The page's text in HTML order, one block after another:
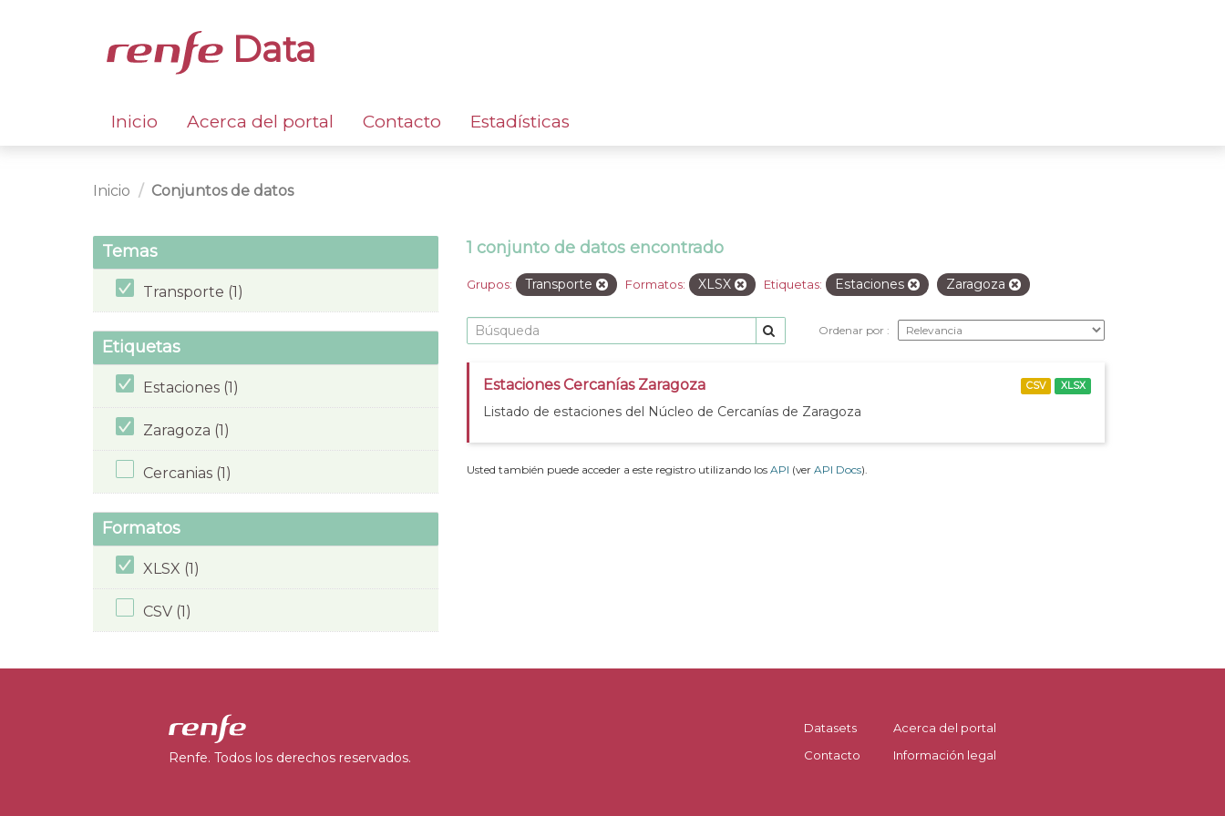
Data
Inicio Acerca del portal Contacto Estadísticas
Inicio Conjuntos de datos
Temas
Transporte (1)
Etiquetas
Estaciones (1)
Zaragoza (1)
Cercanias (1)
Formatos
XLSX (1)
CSV (1)
1 conjunto de datos encontrado
Grupos: Transporte Formatos: XLSX Etiquetas: Estaciones Zaragoza
Ordenar por
Estaciones Cercanías Zaragoza
Listado de estaciones del Núcleo de Cercanías de Zaragoza
CSV XLSX
Usted también puede acceder a este registro utilizando los API (ver API Docs).
Renfe. Todos los derechos reservados.
Datasets
Contacto
Acerca del portal
Información legal